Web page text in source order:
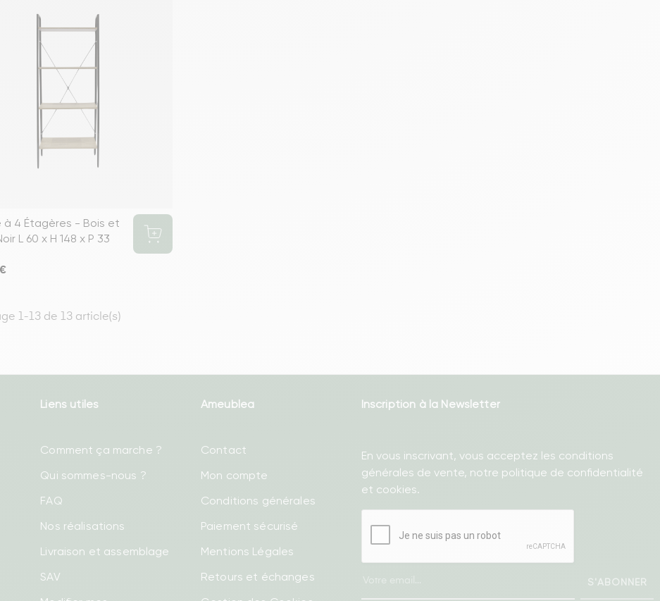
à 4 Étagères - Bois et
L 60 x H 148 x P 33
1-13 de 13 article(s)
Liens utiles
Comment ça marche ?
Qui sommes-nous ?
FAQ
Nos réalisations
Livraison et assemblage
SAV
Ameublea
Contact
Mon compte
Conditions générales
Paiement sécurisé
Mentions Légales
Retours et échanges
Inscription à la Newsletter
En vous inscrivant, vous acceptez les conditions
générales de vente, notre politique de confidentialité
et cookies.
S'ABONNER